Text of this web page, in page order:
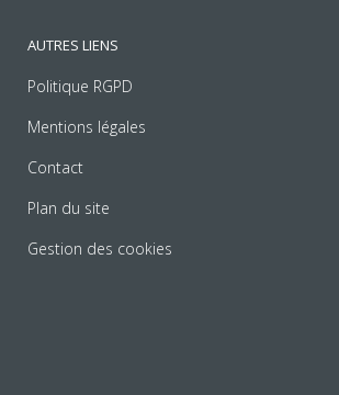
AUTRES LIENS
Politique RGPD
Mentions légales
Contact
Plan du site
Gestion des cookies